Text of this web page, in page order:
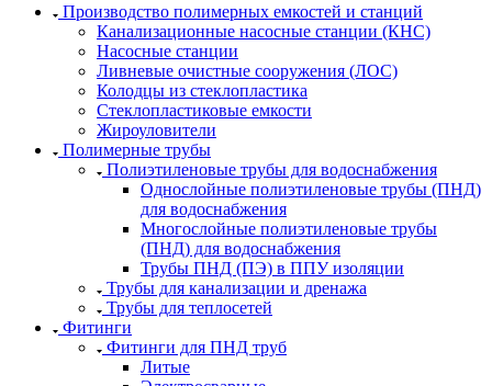
Производство полимерных емкостей и станций
Канализационные насосные станции (КНС)
Насосные станции
Ливневые очистные сооружения (ЛОС)
Колодцы из стеклопластика
Стеклопластиковые емкости
Жироуловители
Полимерные трубы
Полиэтиленовые трубы для водоснабжения
Однослойные полиэтиленовые трубы (ПНД)
для водоснабжения
Многослойные полиэтиленовые трубы
(ПНД) для водоснабжения
Трубы ПНД (ПЭ) в ППУ изоляции
Трубы для канализации и дренажа
Трубы для теплосетей
Фитинги
Фитинги для ПНД труб
Литые